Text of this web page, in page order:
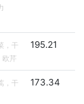
，干
欧芹
195.21
，干
173.34